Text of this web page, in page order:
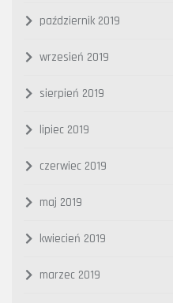
październik 2019
wrzesień 2019
sierpień 2019
lipiec 2019
czerwiec 2019
maj 2019
kwiecień 2019
marzec 2019